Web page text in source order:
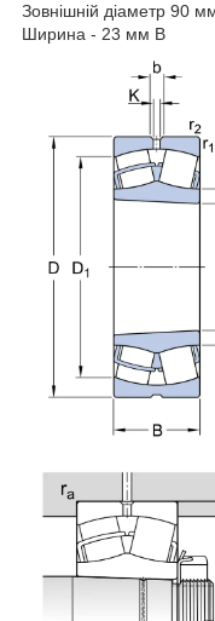
Зовнішній діаметр 90
Ширина - 23 мм B